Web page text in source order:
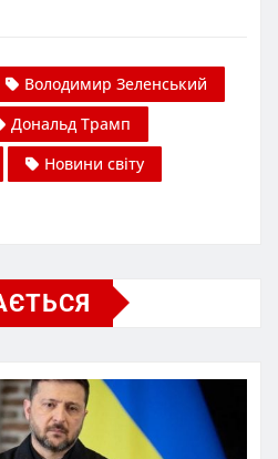
Володимир Зеленський
Дональд Трамп
Новини світу